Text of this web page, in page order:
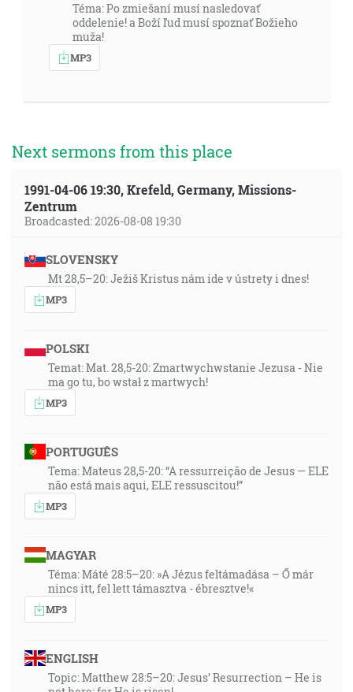
Téma: Po zmiešaní musí nasledovať
oddelenie! a Boží ľud musí spoznať Božieho
muža!
MP3
Next sermons from this place
1991-04-06 19:30, Krefeld, Germany, Missions-
Zentrum
Broadcasted: 2026-08-08 19:30
SLOVENSKY
Mt 28,5–20: Ježiš Kristus nám ide v ústrety i dnes!
MP3
POLSKI
Temat: Mat. 28,5-20: Zmartwychwstanie Jezusa - Nie
ma go tu, bo wstał z martwych!
MP3
PORTUGUÊS
Tema: Mateus 28,5-20: “A ressurreição de Jesus — ELE
não está mais aqui, ELE ressuscitou!”
MP3
MAGYAR
Téma: Máté 28:5–20: »A Jézus feltámadása – Ő már
nincs itt, fel lett támasztva - ébresztve!«
MP3
ENGLISH
Topic: Matthew 28:5–20: Jesus’ Resurrection – He is